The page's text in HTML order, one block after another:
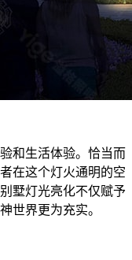
和生活体验。恰当而
在这个灯火通明的空
墅灯光亮化不仅赋予
世界更为充实。